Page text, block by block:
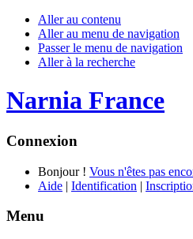
Aller au contenu
Aller au menu de navigation
Passer le menu de navigation
Aller à la recherche
Narnia France
Connexion
Bonjour ! Vous n'êtes pas
Aide | Identification |
Menu